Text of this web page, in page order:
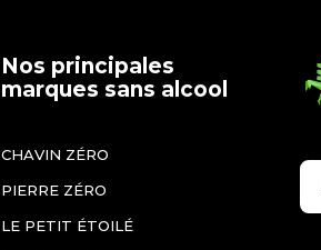
Nos principales
marques sans alcool
CHAVIN ZÉRO
PIERRE ZÉRO
LE PETIT ÉTOILÉ